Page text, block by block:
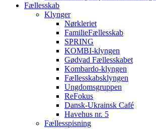
Fællesskab
Klynger
Nørkleriet
FamilieFællesskab
SPRING
KOMBI-klyngen
Gødvad Fællesskabet
Kombardo-klyngen
Fællesskabsklyngen
Ungdomsgruppen
ReFokus
Dansk-Ukrainsk Café
Havehus nr. 5
Fællesspisning